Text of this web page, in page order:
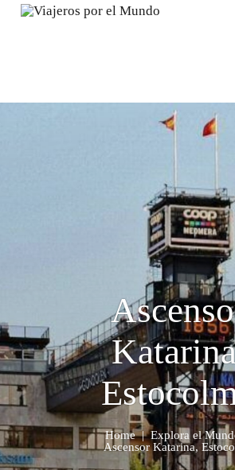
replica rolex air king watches
Home |Explora el
Ascensor Katarina,